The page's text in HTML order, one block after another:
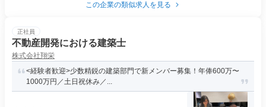
この企業の類似求人を見る
正社員
不動産開発における建築士
株式会社翔栄
<経験者歓迎>少数精鋭の建築部門で新メンバー募集！年俸600万〜
1000万円／土日祝休み／...